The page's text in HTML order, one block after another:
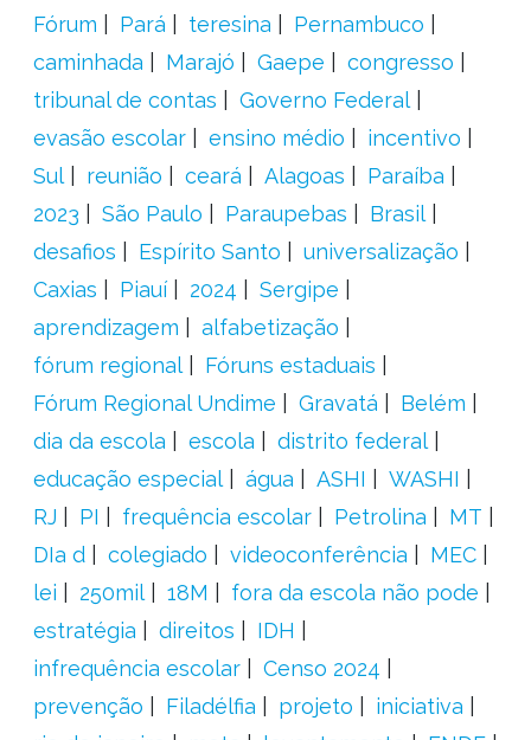
Fórum
Pará teresina
Pernambuco
caminhada
Marajó Gaepe
congresso
tribunal de contas
Governo Federal
evasão escolar
ensino médio
incentivo
Sul
reunião ceará Alagoas
Paraíba
2023
São Paulo Paraupebas
Brasil
desafios
Espírito Santo
universalização
Caxias
Piauí 2024
Sergipe
aprendizagem
alfabetização
fórum regional
Fóruns estaduais
Fórum Regional Undime
Gravatá
Belém
dia da escola
escola
distrito federal
educação especial
água ASHI
WASHI
RJ
PI frequência escolar Petrolina
MT
DIa d
colegiado videoconferência
MEC
lei
250mil 18M
fora da escola não pode
estratégia
direitos
IDH
infrequência escolar
Censo 2024
prevenção
Filadélfia projeto
iniciativa